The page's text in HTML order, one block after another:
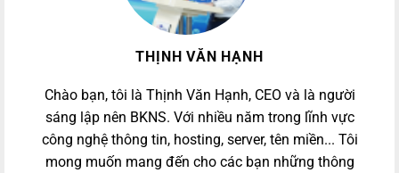
THỊNH VĂN HẠNH
Chào bạn, tôi là Thịnh Văn Hạnh, CEO và là người
sáng lập nên BKNS. Với nhiều năm trong lĩnh vực
công nghệ thông tin, hosting, server, tên miền... Tôi
mong muốn mang đến cho các bạn những thông